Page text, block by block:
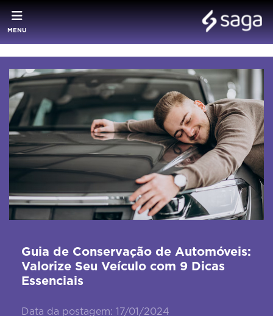
MENU
Guia de Conservação de Automóveis:
Valorize Seu Veículo com 9 Dicas
Essenciais
Data da postagem: 17/01/2024